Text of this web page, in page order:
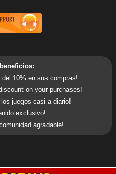
del 10% en sus compras!
on your purchases!
juegos casi a diario!
exclusivo!
agradable!